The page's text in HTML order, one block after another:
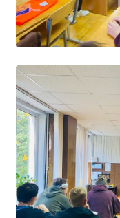
Локальные акты
ВОСПИТАТЕЛЬНАЯ
Безопасность на
ГТО
Дополнительное
Информационная
Информация для
Памятные даты
Пожарная
Программа